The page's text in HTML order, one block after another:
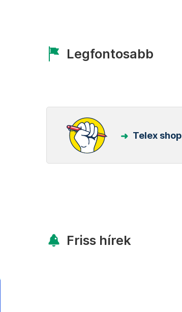
Legfontosabb
Telex shop
Friss hírek